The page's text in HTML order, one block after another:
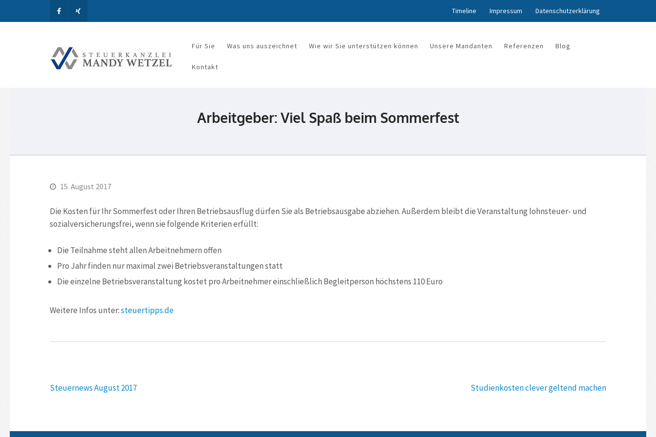
Timeline Impressum Datenschutzerklärung
Steuerkanzlei Mandy Wetzel
Für Sie Was uns auszeichnet Wie wir Sie unterstützen können Unsere Mandanten Referenzen Blog
Kontakt
Arbeitgeber: Viel Spaß beim Sommerfest
15. August 2017
Die Kosten für Ihr Sommerfest oder Ihren Betriebsausflug dürfen Sie als Betriebsausgabe abziehen. Außerdem bleibt die Veranstaltung lohnsteuer- und
sozialversicherungsfrei, wenn sie folgende Kriterien erfüllt:
Die Teilnahme steht allen Arbeitnehmern offen
Pro Jahr finden nur maximal zwei Betriebsveranstaltungen statt
Die einzelne Betriebsveranstaltung kostet pro Arbeitnehmer einschließlich Begleitperson höchstens 110 Euro
Weitere Infos unter:steuertipps.de
Beitragsnavigation
Steuernews August 2017 Studienkosten clever geltend machen